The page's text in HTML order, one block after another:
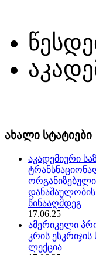
ახალი სტატიები
აკადემიური
ორგანიზებული
დანაშაულობის
წინააღმდეგ
17.06.25
ამერიკელი
კრის ესკრიჯის
ლექცია